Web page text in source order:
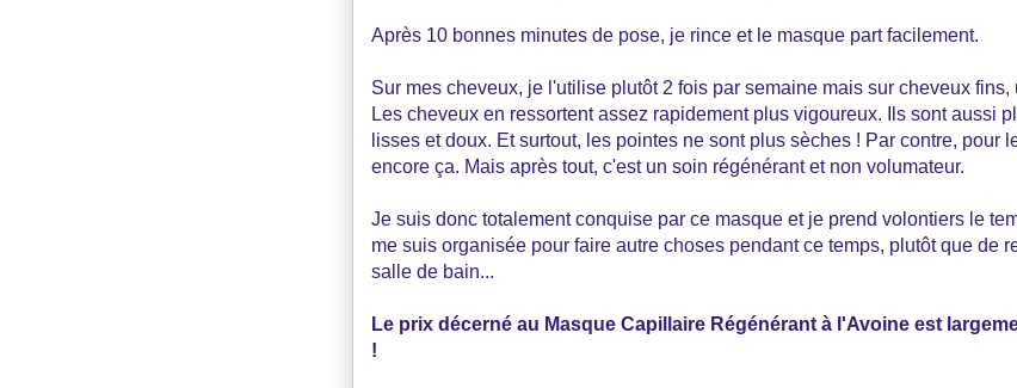
Après 10 bonnes minutes de pose, je rince et le masque part facilement.
Sur mes cheveux, je l'utilise plutôt 2 fois par semaine mais sur cheveux fins,
Les cheveux en ressortent assez rapidement plus vigoureux. Ils sont aussi
lisses et doux. Et surtout, les pointes ne sont plus sèches ! Par contre, pour
encore ça. Mais après tout, c'est un soin régénérant et non volumateur.
Je suis donc totalement conquise par ce masque et je prend volontiers le
me suis organisée pour faire autre choses pendant ce temps, plutôt que de
salle de bain...
Le prix décerné au Masque Capillaire Régénérant à l'Avoine est
!